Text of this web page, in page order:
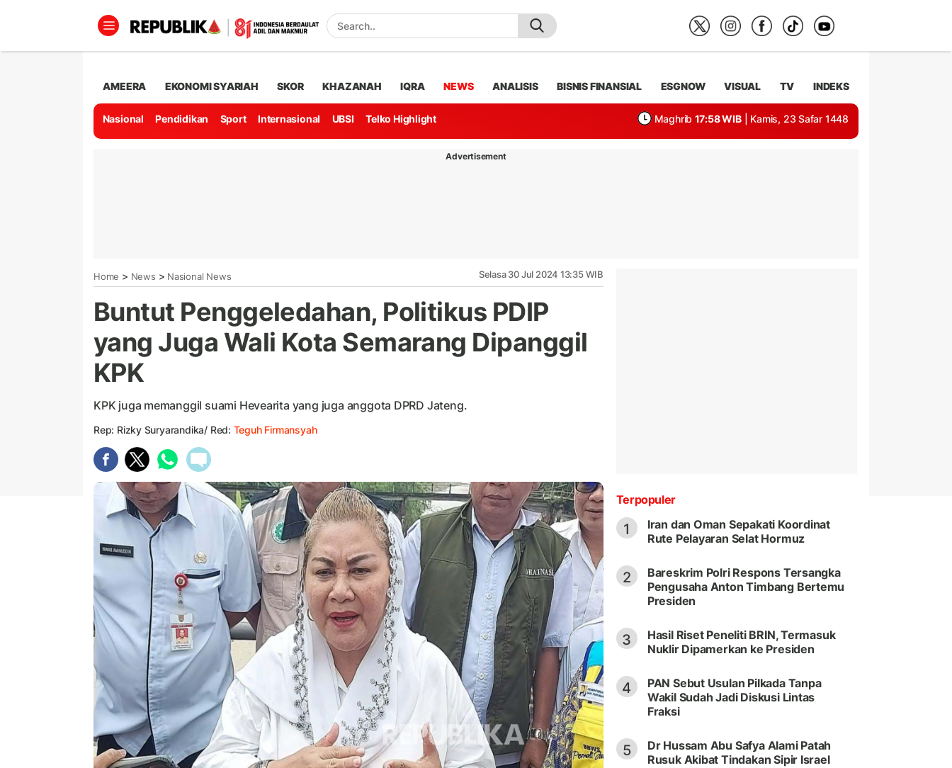
AMEERA EKONOMI SYARIAH SKOR KHAZANAH IQRA NEWS ANALISIS BISNIS FINANSIAL ESGNOW VISUAL TV INDEKS
Nasional Pendidikan Sport Internasional UBSI Telko Highlight Maghrib 17:58 WIB | Kamis, 23 Safar 1448
Advertisement
Home > News > Nasional News Selasa 30 Jul 2024 13:35 WIB
Buntut Penggeledahan, Politikus PDIP
yang Juga Wali Kota Semarang Dipanggil
KPK
KPK juga memanggil suami Hevearita yang juga anggota DPRD Jateng.
Rep: Rizky Suryarandika/ Red: Teguh Firmansyah
Terpopuler
1
Iran dan Oman Sepakati Koordinat
Rute Pelayaran Selat Hormuz
2
Bareskrim Polri Respons Tersangka
Pengusaha Anton Timbang Bertemu
Presiden
3
Hasil Riset Peneliti BRIN, Termasuk
Nuklir Dipamerkan ke Presiden
4
PAN Sebut Usulan Pilkada Tanpa
Wakil Sudah Jadi Diskusi Lintas
Fraksi
5
Dr Hussam Abu Safya Alami Patah
Rusuk Akibat Tindakan Sipir Israel